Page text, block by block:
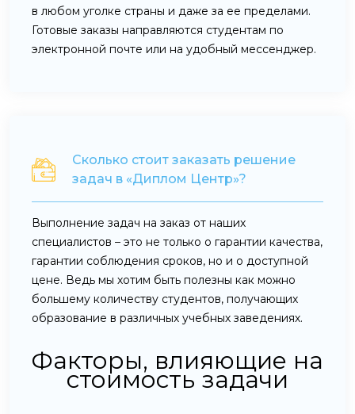
в любом уголке страны и даже за ее пределами.
Готовые заказы направляются студентам по
электронной почте или на удобный мессенджер.
Сколько стоит заказать решение
задач в «Диплом Центр»?
Выполнение задач на заказ от наших
специалистов – это не только о гарантии качества,
гарантии соблюдения сроков, но и о доступной
цене. Ведь мы хотим быть полезны как можно
большему количеству студентов, получающих
образование в различных учебных заведениях.
Факторы, влияющие на
стоимость задачи